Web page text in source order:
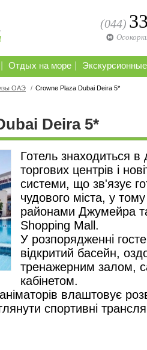
(044)
Отдых на море
ОАЭ / Crowne Plaza Dubai Deira 5*
Deira 5*
Готель знаходиться в
торгових центрів і
системи, що зв'язує
чудового міста, у
районами Джумейра
Shopping Mall.
У розпорядженні
відкритий басейн,
тренажерним залом,
кабінетом.
влаштовує
спортивні